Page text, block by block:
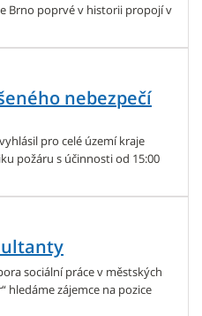
Brno poprvé v historii propojí v
nebezpečí
pro celé území kraje
požáru s účinnosti od 15:00
sociální práce v městských
hledáme zájemce na pozice